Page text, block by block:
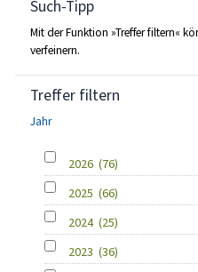
Such-Tipp
Mit der Funktion »Treffer filtern«
verfeinern.
Treffer filtern
Jahr
2026 (76)
2025 (66)
2024 (25)
2023 (36)